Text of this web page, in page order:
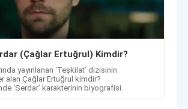
(Çağlar Ertuğrul) Kimdir?
yayınlanan ‘Teşkilat’ dizisinin
alan Çağlar Ertuğrul kimdir?
‘Serdar’ karakterinin biyografisi.